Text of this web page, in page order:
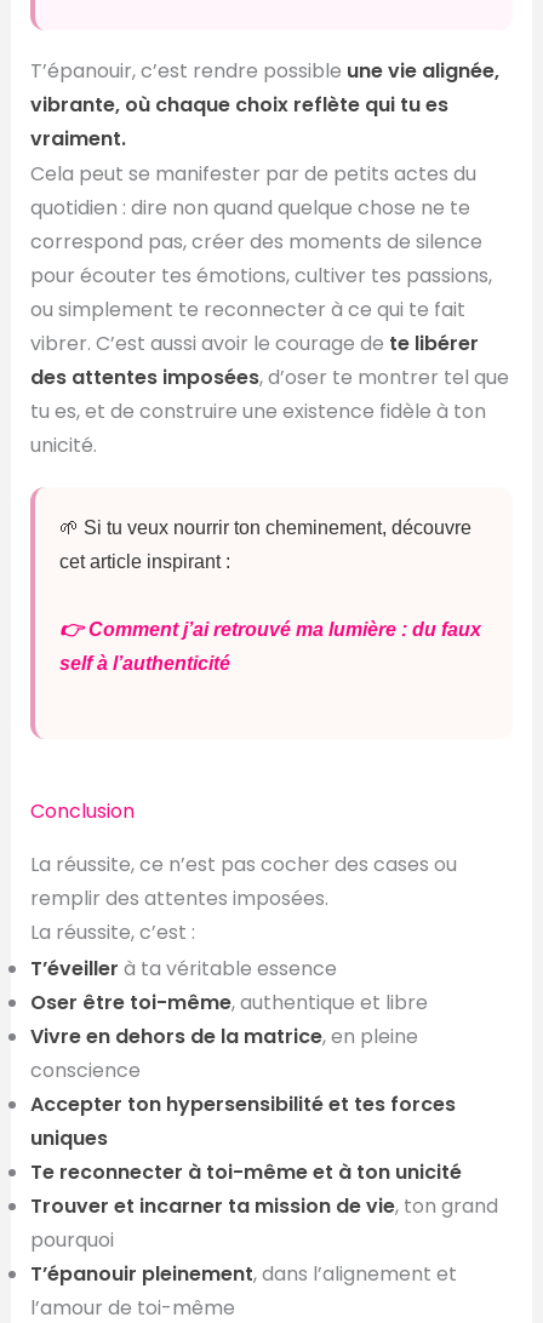
T’épanouir, c’est rendre possible une vie alignée,
vibrante, où chaque choix reflète qui tu es
vraiment.
Cela peut se manifester par de petits actes du
quotidien : dire non quand quelque chose ne te
correspond pas, créer des moments de silence
pour écouter tes émotions, cultiver tes passions,
ou simplement te reconnecter à ce qui te fait
vibrer. C’est aussi avoir le courage de te libérer
des attentes imposées, d’oser te montrer tel que
tu es, et de construire une existence fidèle à ton
unicité.
🌱 Si tu veux nourrir ton cheminement, découvre
cet article inspirant :
👉 Comment j’ai retrouvé ma lumière : du faux
self à l’authenticité
Conclusion
La réussite, ce n’est pas cocher des cases ou
remplir des attentes imposées.
La réussite, c’est :
T’éveiller à ta véritable essence
Oser être toi-même, authentique et libre
Vivre en dehors de la matrice, en pleine
conscience
Accepter ton hypersensibilité et tes forces
uniques
Te reconnecter à toi-même et à ton unicité
Trouver et incarner ta mission de vie, ton grand
pourquoi
T’épanouir pleinement, dans l’alignement et
l’amour de toi-même